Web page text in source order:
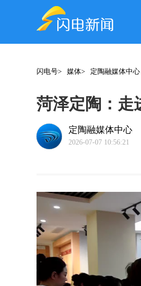
闪电号> 媒体> 定陶融媒体中心
菏泽定陶：走
定陶融媒体中心
2026-07-07 10:56:21